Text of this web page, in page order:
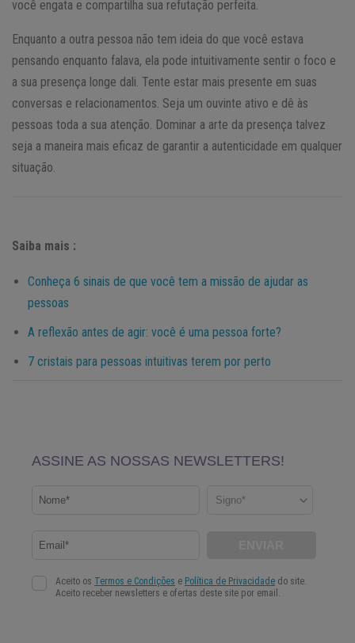
você engata e compartilha sua refutação perfeita.
Enquanto a outra pessoa não tem ideia do que você estava
pensando enquanto falava, ela pode intuitivamente sentir o foco e
a sua presença longe dali. Tente estar mais presente em suas
conversas e relacionamentos. Seja um ouvinte ativo e dê às
pessoas toda a sua atenção. Dominar a arte da presença talvez
seja a maneira mais eficaz de garantir a autenticidade em qualquer
situação.
Saiba mais :
Conheça 6 sinais de que você tem a missão de ajudar as
pessoas
A reflexão antes de agir: você é uma pessoa forte?
7 cristais para pessoas intuitivas terem por perto